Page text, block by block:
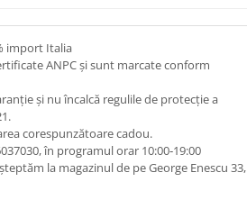
import Italia
ANPC și sunt marcate conform
și nu încalcă regulile de protecție a
corespunzătoare cadou.
în programul orar 10:00‑19:00
la magazinul de pe George Enescu 33,